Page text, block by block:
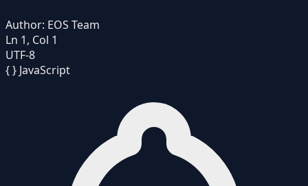
Author: EOS Team
Ln 1, Col 1
UTF-8
{ } JavaScript